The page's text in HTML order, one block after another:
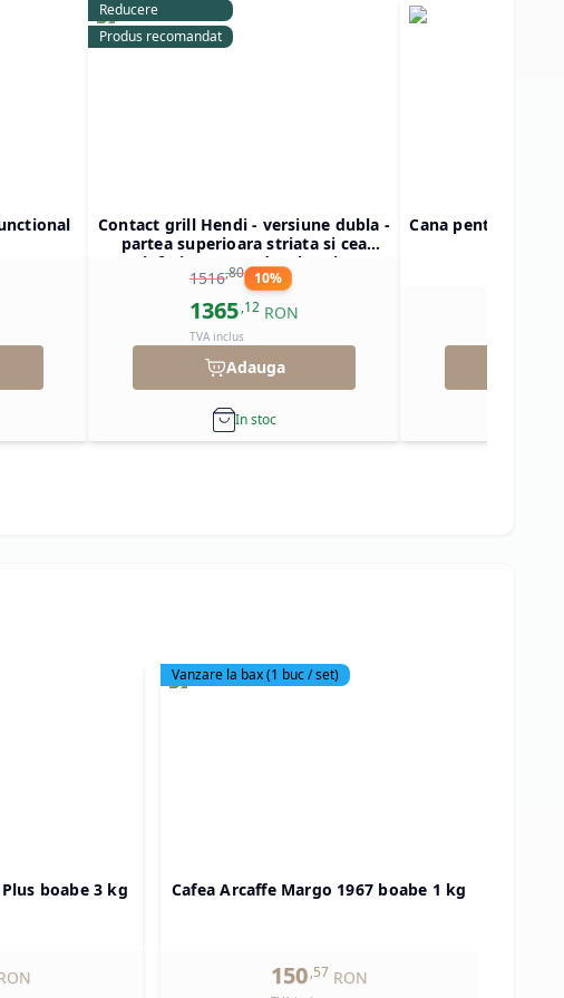
Reducere
Produs recomandat
Contact grill Hendi - versiune dubla -
partea superioara striata si cea
inferioara neteda, electric
1516,80 10%
1365,12 RON
TVA inclus
Adauga
In stoc
Cana pentru
boabe 3 kg
Vanzare la bax(1 buc / set)
Cafea Arcaffe Margo 1967 boabe 1 kg
150,57 RON